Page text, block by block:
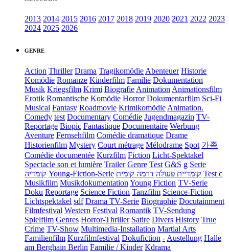
2013 2014 2015 2016 2017 2018 2019 2020 2021 2022 2023
2024 2025 2026
GENRE
Action Thriller Drama Tragikomödie Abenteuer Historie
Komödie Romanze Kinderfilm Familie Dokumentation
Musik Kriegsfilm Krimi Biografie Animation Animationsfilm
Erotik Romantische Komödie Horror Dokumentarfilm Sci-Fi
Musical Fantasy Roadmovie Krimikomödie Animation.
Comedy test Documentary Comédie Jugendmagazin TV-
Reportage Biopic Fantastique Documentaire Werbung
Aventure Fernsehfilm Comédie dramatique Drame
Historienfilm Mystery Court métrage Mélodrame Spot 가족
Comédie documentée Kurzfilm Fiction Licht-Spektakel
Spectacle son et lumière Trailer Genre Test G&S g Serie
קומדיה Young-Fiction-Serie קומדיית פעולה דרמה קומית
Test c
Musikfilm Musikdokumentation Young Fiction TV-Serie
Doku Reportage Science Fiction Tanzfilm Science-Fiction
Lichtspektakel sdf Drama TV-Serie Biographie Docutainment
Filmfestival Western Festival Romantik TV-Sendung
Spielfilm Genres Horror-Thriller Satire Divers History True
Crime TV-Show Multimedia-Installation Martial Arts
Familienfilm Kurzfilmfestival Dokufiction - Austellung Halle
am Berghain Berlin Familie / Kinder Kdrama